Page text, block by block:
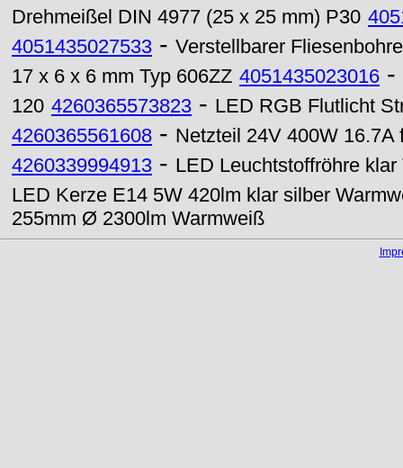
Drehmeißel DIN 4977 (25 x 25 mm) P30
4051435027533 - Verstellbarer
17 x 6 x 6 mm Typ 606ZZ 4051435023016 -
120 4260365573823 - LED RGB Flutlicht
4260365561608 - Netzteil 24V 400W
4260339994913 - LED Leuchtstoffröhre
LED Kerze E14 5W 420lm klar silber
255mm Ø 2300lm Warmweiß